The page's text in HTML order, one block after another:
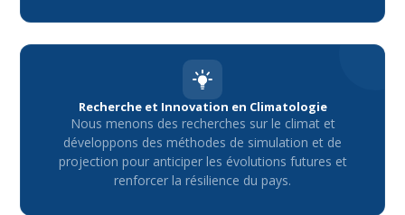
Recherche et Innovation en Climatologie
Nous menons des recherches sur le climat et
développons des méthodes de simulation et de
projection pour anticiper les évolutions futures et
renforcer la résilience du pays.